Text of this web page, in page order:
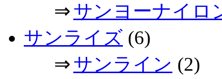
⇒サンヨーナイロ
サンライズ (6)
⇒サンライン (2)